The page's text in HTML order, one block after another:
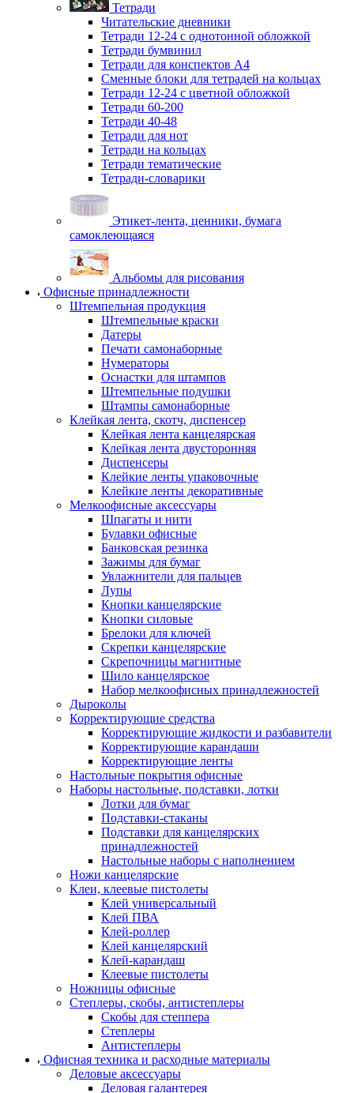
Тетради
Читательские дневники
Тетради 12-24 с однотонной обложкой
Тетради бумвинил
Тетради для конспектов А4
Сменные блоки для тетрадей на кольцах
Тетради 12-24 с цветной обложкой
Тетради 60-200
Тетради 40-48
Тетради для нот
Тетради на кольцах
Тетради тематические
Тетради-словарики
Этикет-лента, ценники, бумага
самоклеющаяся
Альбомы для рисования
Офисные принадлежности
Штемпельная продукция
Штемпельные краски
Датеры
Печати самонаборные
Нумераторы
Оснастки для штампов
Штемпельные подушки
Штампы самонаборные
Клейкая лента, скотч, диспенсер
Клейкая лента канцелярская
Клейкая лента двусторонняя
Диспенсеры
Клейкие ленты упаковочные
Клейкие ленты декоративные
Мелкоофисные аксессуары
Шпагаты и нити
Булавки офисные
Банковская резинка
Зажимы для бумаг
Увлажнители для пальцев
Лупы
Кнопки канцелярские
Кнопки силовые
Брелоки для ключей
Скрепки канцелярские
Скрепочницы магнитные
Шило канцелярское
Набор мелкоофисных принадлежностей
Дыроколы
Корректирующие средства
Корректирующие жидкости и разбавители
Корректирующие карандаши
Корректирующие ленты
Настольные покрытия офисные
Наборы настольные, подставки, лотки
Лотки для бумаг
Подставки-стаканы
Подставки для канцелярских
принадлежностей
Настольные наборы с наполнением
Ножи канцелярские
Клеи, клеевые пистолеты
Клей универсальный
Клей ПВА
Клей-роллер
Клей канцелярский
Клей-карандаш
Клеевые пистолеты
Ножницы офисные
Степлеры, скобы, антистеплеры
Скобы для степпера
Степлеры
Антистеплеры
Офисная техника и расходные материалы
Деловые аксессуары
Деловая галантерея